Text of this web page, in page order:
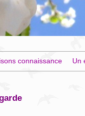
connaissance Un